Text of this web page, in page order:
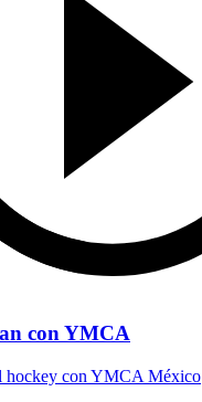
con YMCA
hockey con YMCA México